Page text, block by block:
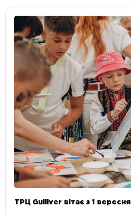
ТРЦ Gulliver вітає з 1 вересня